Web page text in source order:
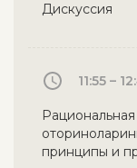
Дискуссия
11:55 –
принципы и